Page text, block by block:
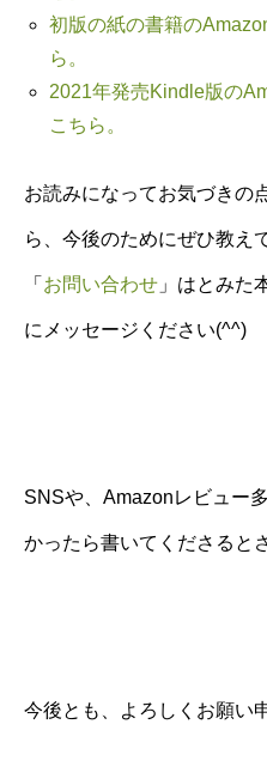
初版の紙の書籍の
ら。
2021年発売Kindle版の
こちら。
お読みになってお気づきの
ら、今後のためにぜひ教え
「 お問い合わせ 」はとみた
にメッセージください(^^)
SNSや、Amazonレビュー
かったら書いてくださると
今後とも、よろしくお願い